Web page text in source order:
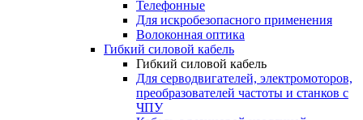
Телефонные
Для искробезопасного применения
Волоконная оптика
Гибкий силовой кабель
Гибкий силовой кабель
Для серводвигателей, электромоторов,
преобразователей частоты и станков с
ЧПУ